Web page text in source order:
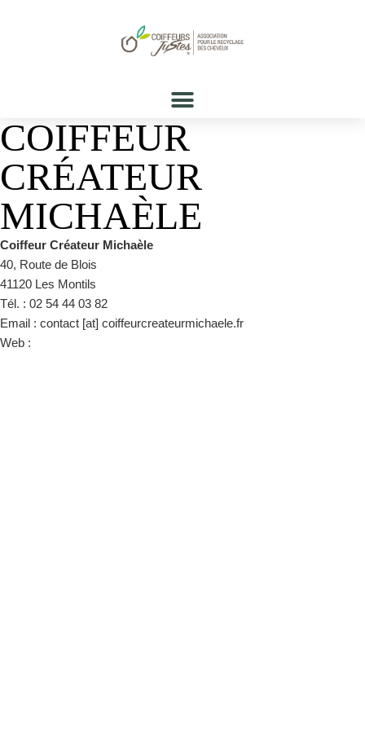
COIFFEUR
CRÉATEUR
MICHAÈLE
Coiffeur Créateur Michaèle
40, Route de Blois
41120 Les Montils
Tél. : 02 54 44 03 82
Email : contact [at] coiffeurcreateurmichaele.fr
Web :